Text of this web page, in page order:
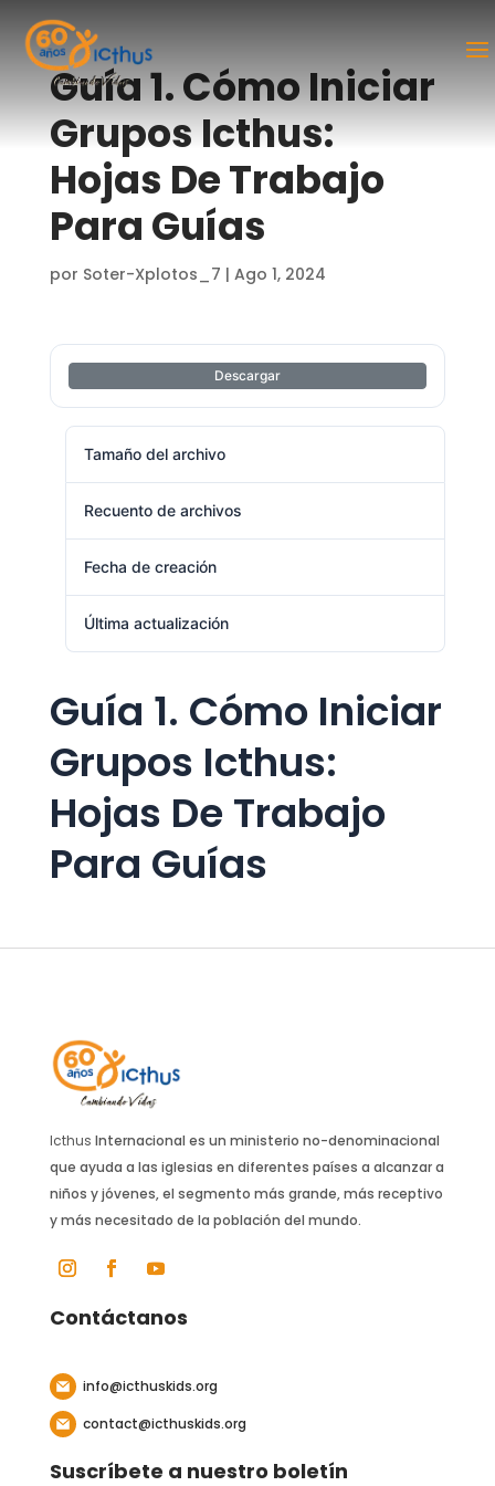
Guía 1. Cómo Iniciar
Grupos Icthus:
Hojas De Trabajo
Para Guías
por Soter-Xplotos_7 | Ago 1, 2024
Descargar
Tamaño del archivo
Recuento de archivos
Fecha de creación
Última actualización
Guía 1. Cómo Iniciar
Grupos Icthus:
Hojas De Trabajo
Para Guías
Icthus Internacional es un ministerio no-denominacional
que ayuda a las iglesias en diferentes países a alcanzar a
niños y jóvenes, el segmento más grande, más receptivo
y más necesitado de la población del mundo.
Contáctanos
info@icthuskids.org
contact@icthuskids.org
Suscríbete a nuestro boletín